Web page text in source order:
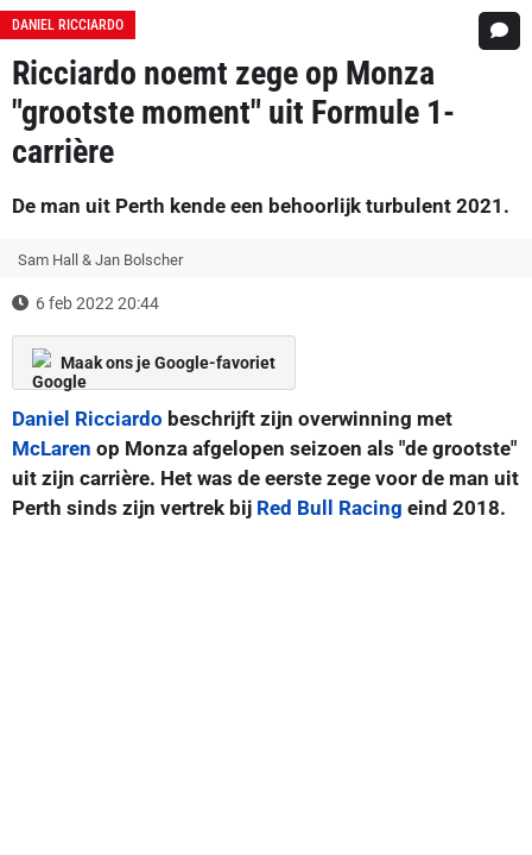
DANIEL RICCIARDO
Ricciardo noemt zege op Monza
"grootste moment" uit Formule 1-
carrière
De man uit Perth kende een behoorlijk turbulent 2021.
Sam Hall & Jan Bolscher
6 feb 2022 20:44
Maak ons je Google-favoriet
Daniel Ricciardo beschrijft zijn overwinning met
McLaren op Monza afgelopen seizoen als "de grootste"
uit zijn carrière. Het was de eerste zege voor de man uit
Perth sinds zijn vertrek bij Red Bull Racing eind 2018.